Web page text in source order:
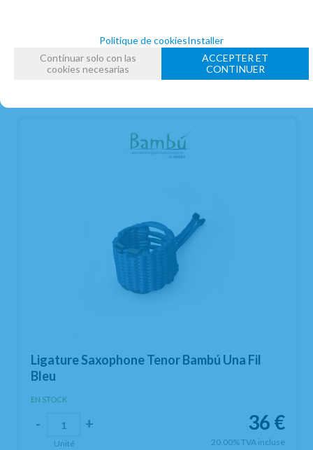
Ligature Saxophone Tenor Bambú Una Fil
Bleu
EN STOCK
36 €
20.00%TVA incluse
- +
Unité
Politique de cookiesInstaller
Continuar solo con las
cookies necesarias
ACCEPTER ET
CONTINUER